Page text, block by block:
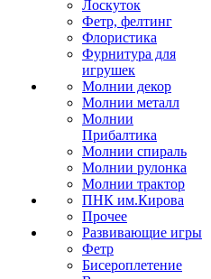
Лоскуток
Фетр, фелтинг
Флористика
Фурнитура для
игрушек
Молнии декор
Молнии металл
Молнии
Прибалтика
Молнии спираль
Молнии рулонка
Молнии трактор
ПНК им.Кирова
Прочее
Развивающие игры
Фетр
Бисероплетение